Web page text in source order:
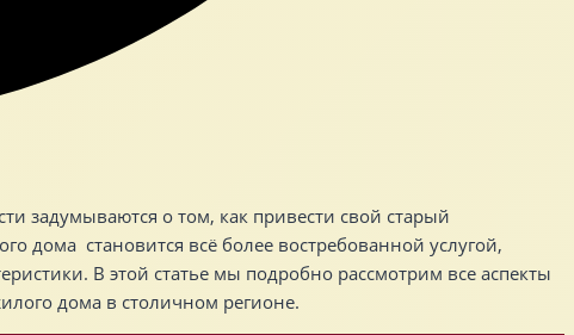
задумываются о том, как привести свой старый
дома становится всё более востребованной услугой,
В этой статье мы подробно рассмотрим все аспекты
дома в столичном регионе.